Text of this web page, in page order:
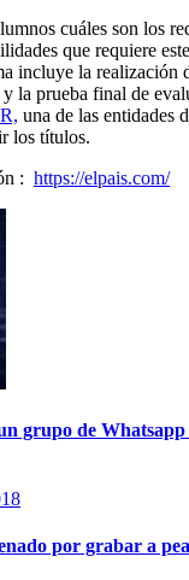
cuáles son los
que requiere
incluye la realización
la prueba final de
una de las entidades
los títulos.
: https://elpais.com/
grupo de Whatsapp
por grabar a